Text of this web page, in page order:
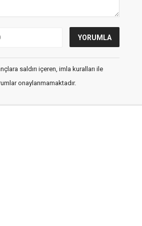
saldırı içeren, imla kuralları ile
onaylanmamaktadır.